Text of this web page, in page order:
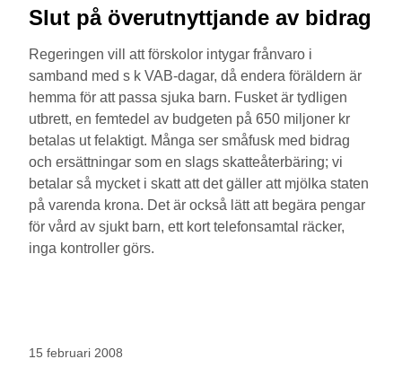
Slut på överutnyttjande av bidrag
Regeringen vill att förskolor intygar frånvaro i
samband med s k VAB-dagar, då endera föräldern är
hemma för att passa sjuka barn. Fusket är tydligen
utbrett, en femtedel av budgeten på 650 miljoner kr
betalas ut felaktigt. Många ser småfusk med bidrag
och ersättningar som en slags skatteåterbäring; vi
betalar så mycket i skatt att det gäller att mjölka staten
på varenda krona. Det är också lätt att begära pengar
för vård av sjukt barn, ett kort telefonsamtal räcker,
inga kontroller görs.
15 februari 2008